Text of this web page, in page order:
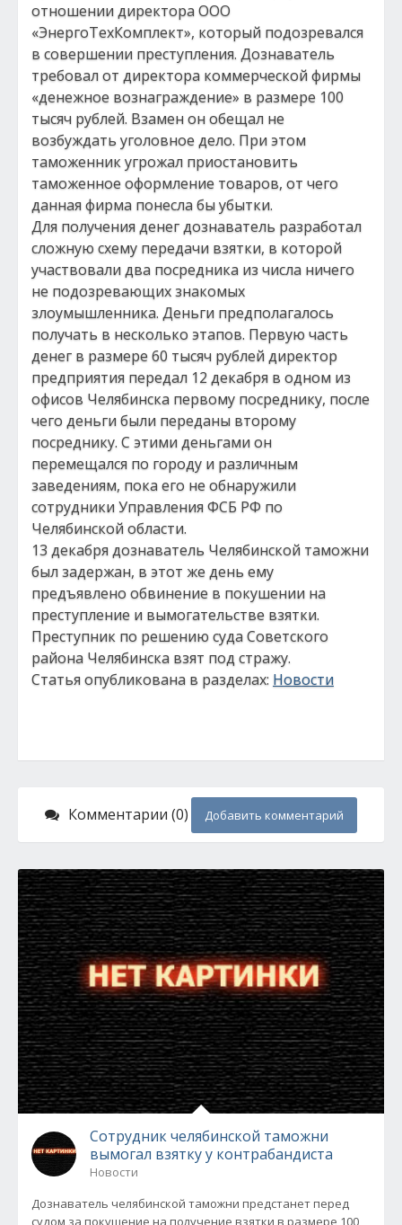
отношении директора ООО
«ЭнергоТехКомплект», который подозревался
в совершении преступления. Дознаватель
требовал от директора коммерческой фирмы
«денежное вознаграждение» в размере 100
тысяч рублей. Взамен он обещал не
возбуждать уголовное дело. При этом
таможенник угрожал приостановить
таможенное оформление товаров, от чего
данная фирма понесла бы убытки.
Для получения денег дознаватель разработал
сложную схему передачи взятки, в которой
участвовали два посредника из числа ничего
не подозревающих знакомых
злоумышленника. Деньги предполагалось
получать в несколько этапов. Первую часть
денег в размере 60 тысяч рублей директор
предприятия передал 12 декабря в одном из
офисов Челябинска первому посреднику, после
чего деньги были переданы второму
посреднику. С этими деньгами он
перемещался по городу и различным
заведениям, пока его не обнаружили
сотрудники Управления ФСБ РФ по
Челябинской области.
13 декабря дознаватель Челябинской таможни
был задержан, в этот же день ему
предъявлено обвинение в покушении на
преступление и вымогательстве взятки.
Преступник по решению суда Советского
района Челябинска взят под стражу.
Статья опубликована в разделах: Новости
Комментарии (0) Добавить комментарий
Сотрудник челябинской таможни
вымогал взятку у контрабандиста
Новости
Дознаватель челябинской таможни предстанет перед
судом за покушение на получение взятки в размере 100